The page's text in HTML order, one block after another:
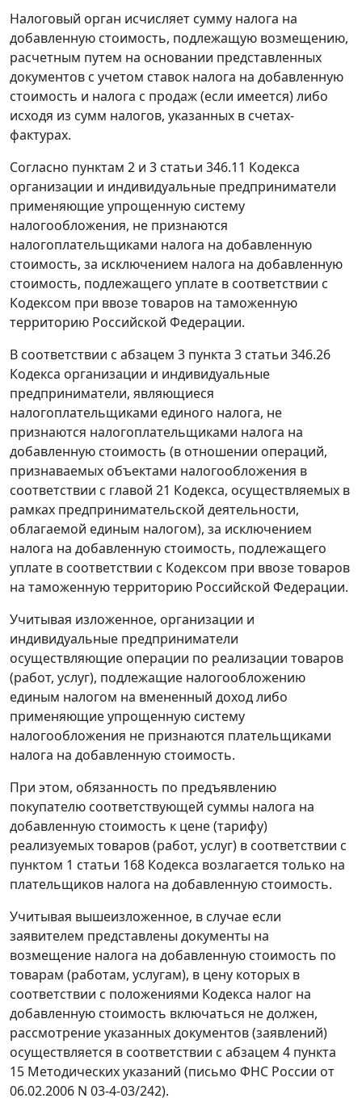
Налоговый орган исчисляет сумму налога на
добавленную стоимость, подлежащую возмещению,
расчетным путем на основании представленных
документов с учетом ставок налога на добавленную
стоимость и налога с продаж (если имеется) либо
исходя из сумм налогов, указанных в счетах-
фактурах.
Согласно пунктам 2 и 3 статьи 346.11 Кодекса
организации и индивидуальные предприниматели
применяющие упрощенную систему
налогообложения, не признаются
налогоплательщиками налога на добавленную
стоимость, за исключением налога на добавленную
стоимость, подлежащего уплате в соответствии с
Кодексом при ввозе товаров на таможенную
территорию Российской Федерации.
В соответствии с абзацем 3 пункта 3 статьи 346.26
Кодекса организации и индивидуальные
предприниматели, являющиеся
налогоплательщиками единого налога, не
признаются налогоплательщиками налога на
добавленную стоимость (в отношении операций,
признаваемых объектами налогообложения в
соответствии с главой 21 Кодекса, осуществляемых в
рамках предпринимательской деятельности,
облагаемой единым налогом), за исключением
налога на добавленную стоимость, подлежащего
уплате в соответствии с Кодексом при ввозе товаров
на таможенную территорию Российской Федерации.
Учитывая изложенное, организации и
индивидуальные предприниматели
осуществляющие операции по реализации товаров
(работ, услуг), подлежащие налогообложению
единым налогом на вмененный доход либо
применяющие упрощенную систему
налогообложения не признаются плательщиками
налога на добавленную стоимость.
При этом, обязанность по предъявлению
покупателю соответствующей суммы налога на
добавленную стоимость к цене (тарифу)
реализуемых товаров (работ, услуг) в соответствии с
пунктом 1 статьи 168 Кодекса возлагается только на
плательщиков налога на добавленную стоимость.
Учитывая вышеизложенное, в случае если
заявителем представлены документы на
возмещение налога на добавленную стоимость по
товарам (работам, услугам), в цену которых в
соответствии с положениями Кодекса налог на
добавленную стоимость включаться не должен,
рассмотрение указанных документов (заявлений)
осуществляется в соответствии с абзацем 4 пункта
15 Методических указаний (письмо ФНС России от
06.02.2006 N 03-4-03/242).